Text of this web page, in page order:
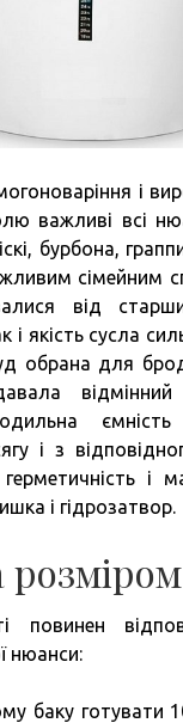
і
важливі всі
бурбона,
сімейним
від
якість сусла
обрана для
відмінний
і з
і
і гідрозатвор.
розміром
повинен
нюанси:
баку готувати